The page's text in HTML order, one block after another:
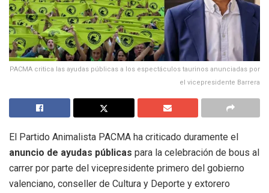
PACMA critica las ayudas públicas a los espectáculos taurinos anunciadas por
el vicepresidente Barrera
El Partido Animalista PACMA ha criticado duramente el
anuncio de ayudas públicas para la celebración de bous al
carrer por parte del vicepresidente primero del gobierno
valenciano, conseller de Cultura y Deporte y extorero